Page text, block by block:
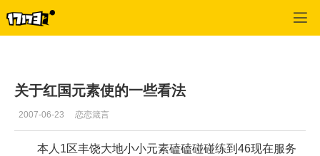
关于红国元素使的一些看法
2007-06-23 恋恋箴言
本人1区丰饶大地小小元素磕磕碰碰练到46现在服务